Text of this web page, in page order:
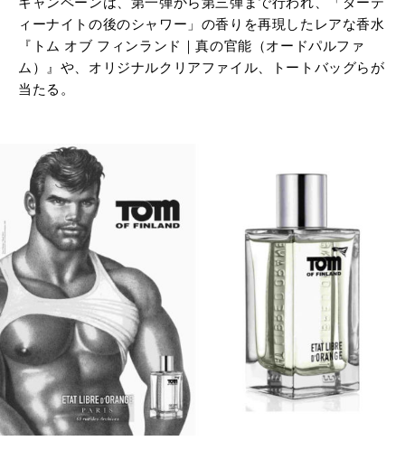
ィーナイトの後のシャワー」の香りを再現したレアな香水
『トム オブ フィンランド｜真の官能（オードパルファ
ム）』や、オリジナルクリアファイル、トートバッグらが
当たる。